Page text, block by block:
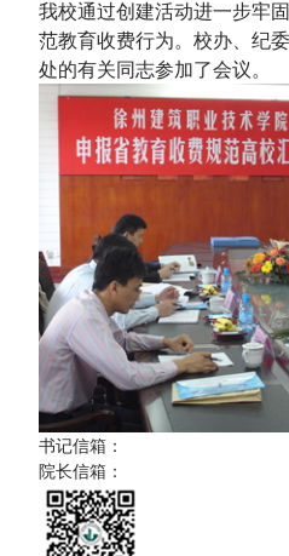
我校通过创建活动进一步牢
范教育收费行为。校办、纪
处的有关同志参加了会议。
书记信箱：
院长信箱：